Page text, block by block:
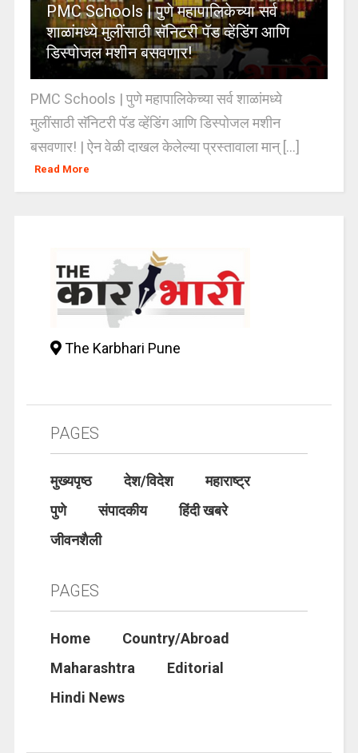
PMC Schools | पुणे महापालिकेच्या सर्व
शाळांमध्ये मुलींसाठी सॅनिटरी पॅड व्हेंडिंग आणि
डिस्पोजल मशीन बसवणार!
PMC Schools | पुणे महापालिकेच्या सर्व शाळांमध्ये
मुलींसाठी सॅनिटरी पॅड व्हेंडिंग आणि डिस्पोजल मशीन
बसवणार! | ऐन वेळी दाखल केलेल्या प्रस्तावाला मान् [...]
Read More
The Karbhari Pune
PAGES
मुख्यपृष्ठ देश/विदेश
महाराष्ट्र
पुणे
संपादकीय
हिंदी खबरे
जीवनशैली
PAGES
Home
Country/Abroad
Maharashtra
Editorial
Hindi News